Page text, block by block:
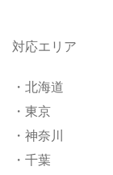
対応エリア
・北海道
・東京
・神奈川
・千葉